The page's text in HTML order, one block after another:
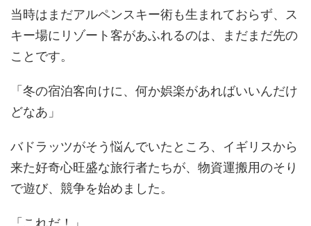
当時はまだアルペンスキー術も生まれておらず、ス
キー場にリゾート客があふれるのは、まだまだ先の
ことです。
「冬の宿泊客向けに、何か娯楽があればいいんだけ
どなあ」
バドラッツがそう悩んでいたところ、イギリスから
来た好奇心旺盛な旅行者たちが、物資運搬用のそり
で遊び、競争を始めました。
「これだ！」